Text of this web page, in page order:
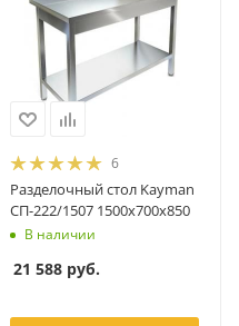
6
Разделочный стол Kayman
СП-222/1507 1500х700х850
В наличии
21 588 руб.